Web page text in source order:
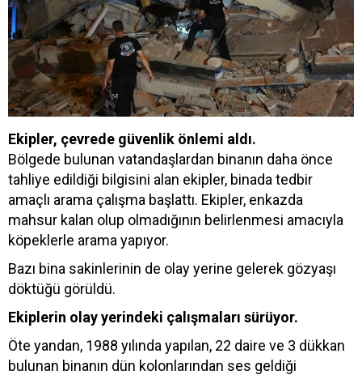
Ekipler, çevrede güvenlik önlemi aldı.
Bölgede bulunan vatandaşlardan binanın daha önce
tahliye edildiği bilgisini alan ekipler, binada tedbir
amaçlı arama çalışma başlattı. Ekipler, enkazda
mahsur kalan olup olmadığının belirlenmesi amacıyla
köpeklerle arama yapıyor.
Bazı bina sakinlerinin de olay yerine gelerek gözyaşı
döktüğü görüldü.
Ekiplerin olay yerindeki çalışmaları sürüyor.
Öte yandan, 1988 yılında yapılan, 22 daire ve 3 dükkan
bulunan binanın dün kolonlarından ses geldiği